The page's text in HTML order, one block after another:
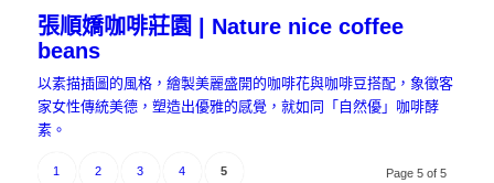
張順嬌咖啡莊園 | Nature nice coffee
beans
以素描插圖的風格，繪製美麗盛開的咖啡花與咖啡豆搭配，象徵客
家女性傳統美德，塑造出優雅的感覺，就如同「自然優」咖啡酵
素。
Page 5 of 5
1 2 3 4 5